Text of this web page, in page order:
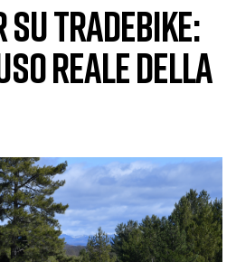
TradeBike:
reale della